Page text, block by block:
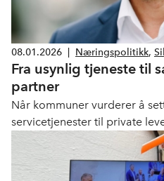
08.01.2026 Næringspolitikk,
anskaffelser,
Fra usynlig tjeneste til
partner
Når kommuner vurderer å
servicetjenester til private
debatten som regel på grunn